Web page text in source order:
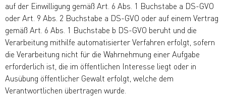
auf der Einwilligung gemäß Art. 6 Abs. 1 Buchstabe a DS-GVO
oder Art. 9 Abs. 2 Buchstabe a DS-GVO oder auf einem Vertrag
gemäß Art. 6 Abs. 1 Buchstabe b DS-GVO beruht und die
Verarbeitung mithilfe automatisierter Verfahren erfolgt, sofern
die Verarbeitung nicht für die Wahrnehmung einer Aufgabe
erforderlich ist, die im öffentlichen Interesse liegt oder in
Ausübung öffentlicher Gewalt erfolgt, welche dem
Verantwortlichen übertragen wurde.